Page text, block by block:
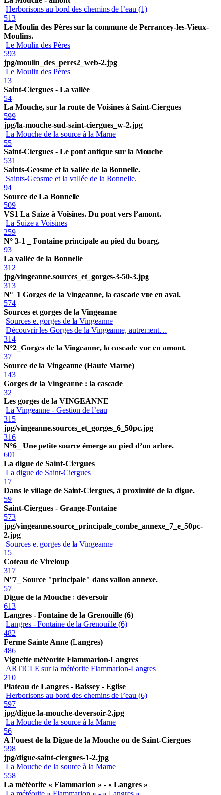
Herborisons au bord des chemins de l’eau (1)
513
Le Moulin des Pères sur la commune de Perrancey-les-Vieux-
Moulins.
Le Moulin des Pères
593
jpg/moulin_des_peres2_web-2.jpg
Le Moulin des Pères
13
Saint-Ciergues - La vallée
54
La Mouche, sur la route de Voisines à Saint-Ciergues
599
jpg/la-mouche-sud-saint-ciergues_w-2.jpg
La Mouche de la source à la Marne
55
Saint-Ciergues - Le pont antique sur la Mouche
531
Saints-Geosme et la vallée de la Bonnelle.
Saints-Geosme et la vallée de la Bonnelle.
94
Source de La Bonnelle
509
VS1 La Suize à Voisines. Du pont vers l’amont.
La Suize à Voisines
259
N° 3-1 _ Fontaine principale au pied du bourg.
93
La vallée de la Bonnelle
312
jpg/vingeanne.sources_et_gorges-3-50-3.jpg
313
N°_1 Gorges de la Vingeanne, la cascade vue en aval.
574
Sources et gorges de la Vingeanne
Sources et gorges de la Vingeanne
Découvrir les Gorges de la Vingeanne, autrement…
314
N°2_Gorges de la Vingeanne, la cascade vue en amont.
37
Source de la Vingeanne (Haute Marne)
143
Gorges de la Vingeanne : la cascade
32
Les gorges de la VINGEANNE
La Vingeanne - Gestion de l’eau
315
jpg/vingeanne.sources_et_gorges_6_50pc.jpg
316
N°6_ Une petite source émerge au pied d’un arbre.
601
La digue de Saint-Ciergues
La digue de Saint-Ciergues
17
Dans le village de Saint-Ciergues, à proximité de la digue.
59
Saint-Ciergues - Grange-Fontaine
573
jpg/vingeanne.source_principale_combe_annexe_7_e_50pc-
2.jpg
Sources et gorges de la Vingeanne
15
Coteau de Vireloup
317
N°7_ Source "principale" dans vallon annexe.
57
Digue de la Mouche : déversoir
613
Langres - Fontaine de la Grenouille (6)
Langres - Fontaine de la Grenouille (6)
482
Ferme Sainte Anne (Langres)
486
Vignette météorite Flammarion-Langres
ARTICLE sur la météorite Flammarion-Langres
210
Plateau de Langres - Baissey - Eglise
Herborisons au bord des chemins de l’eau (6)
597
jpg/digue-la-mouche-deversoir-2.jpg
La Mouche de la source à la Marne
56
A l’ouest de la Digue de la Mouche ou de Saint-Ciergues
598
jpg/digue-saint-ciergues-1-2.jpg
La Mouche de la source à la Marne
558
La météorite « Flammarion » - « Langres »
La météorite « Flammarion » - « Langres »